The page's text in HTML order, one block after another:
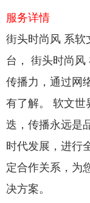
服务详情
街头时尚风 系软
台， 街头时尚风
传播力，通过网
有了解。 软文世
迭，传播永远是
时代发展，进行
定合作关系，为
决方案。